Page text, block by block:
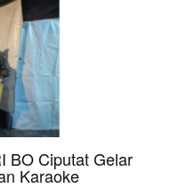
BO Ciputat Gelar
Karaoke